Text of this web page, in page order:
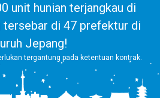
unit hunian terjangkau di
tersebar di 47 prefektur di
Jepang!
tergantung pada ketentuan kontrak.